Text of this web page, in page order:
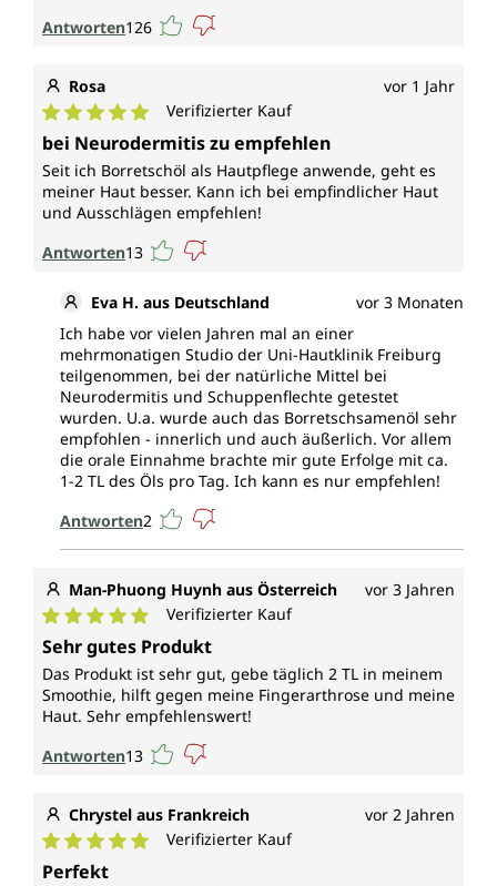
Antworten126
Rosa vor 1 Jahr
Durchschnittliche Bewertung von 5 von 5 Sternen
Verifizierter Kauf
bei Neurodermitis zu empfehlen
Seit ich Borretschöl als Hautpflege anwende, geht es
meiner Haut besser. Kann ich bei empfindlicher Haut
und Ausschlägen empfehlen!
Antworten13
Eva H. aus Deutschland
vor 3 Monaten
Ich habe vor vielen Jahren mal an einer
mehrmonatigen Studio der Uni-Hautklinik Freiburg
teilgenommen, bei der natürliche Mittel bei
Neurodermitis und Schuppenflechte getestet
wurden. U.a. wurde auch das Borretschsamenöl sehr
empfohlen - innerlich und auch äußerlich. Vor allem
die orale Einnahme brachte mir gute Erfolge mit ca.
1-2 TL des Öls pro Tag. Ich kann es nur empfehlen!
Antworten2
Man-Phuong Huynh aus Österreich vor 3 Jahren
Durchschnittliche Bewertung von 5 von 5 Sternen
Verifizierter Kauf
Sehr gutes Produkt
Das Produkt ist sehr gut, gebe täglich 2 TL in meinem
Smoothie, hilft gegen meine Fingerarthrose und meine
Haut. Sehr empfehlenswert!
Antworten13
Chrystel aus Frankreich vor 2 Jahren
Durchschnittliche Bewertung von 5 von 5 Sternen
Verifizierter Kauf
Perfekt